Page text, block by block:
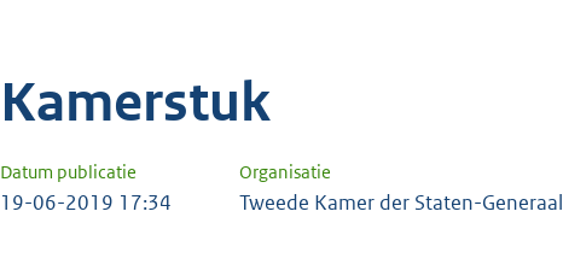
Kamerstuk
Datum publicatie Organisatie
19-06-2019 17:34 Tweede Kamer der Staten-Generaal